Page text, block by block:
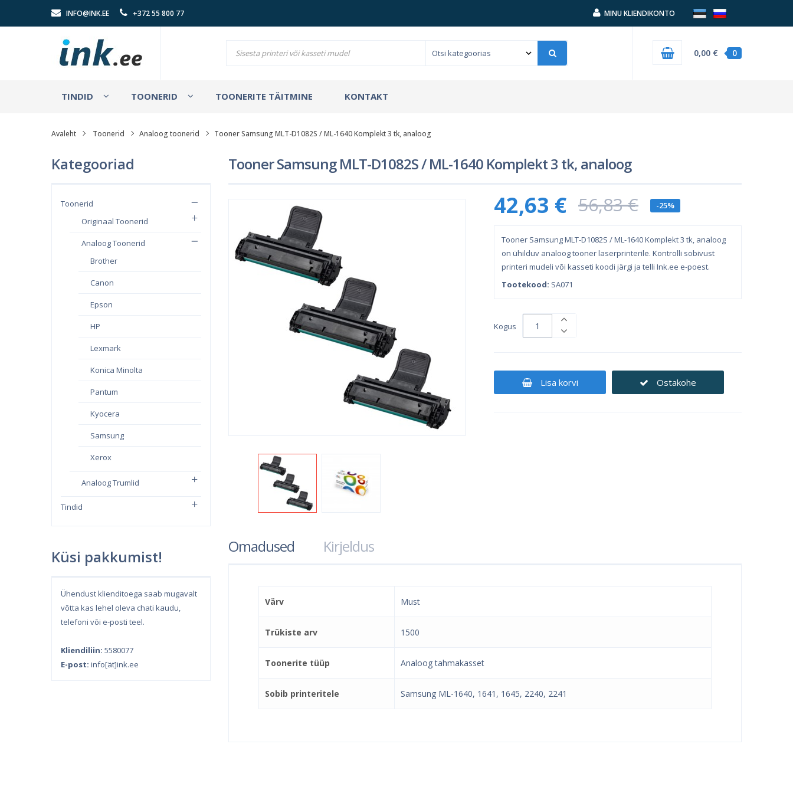
INFO@INK.EE +372 55 800 77 MINU KLIENDIKONTO
0
0,00 €
TINDID TOONERID TOONERITE TÄITMINE KONTAKT
Avaleht Toonerid Analoog toonerid Tooner Samsung MLT-D1082S / ML-1640 Komplekt 3 tk, analoog
Kategooriad
Toonerid
Originaal Toonerid
Analoog Toonerid
Brother
Canon
Epson
HP
Lexmark
Konica Minolta
Pantum
Kyocera
Samsung
Xerox
Analoog Trumlid
Tindid
Küsi pakkumist!
Ühendust klienditoega saab mugavalt
võtta kas lehel oleva chati kaudu,
telefoni või e-posti teel.
Kliendiliin: 5580077
E-post: info[ät]ink.ee
Tooner Samsung MLT-D1082S / ML-1640 Komplekt 3 tk, analoog
42,63 € 56,83 € -25%
Tooner Samsung MLT-D1082S / ML-1640 Komplekt 3 tk, analoog
on ühilduv analoog tooner laserprinterile. Kontrolli sobivust
printeri mudeli või kasseti koodi järgi ja telli Ink.ee e-poest.
Tootekood: SA071
Kogus
Lisa korvi Ostakohe
Omadused Kirjeldus
Värv Must
Trükiste arv 1500
Toonerite tüüp Analoog tahmakasset
Sobib printeritele Samsung ML-1640, 1641, 1645, 2240, 2241